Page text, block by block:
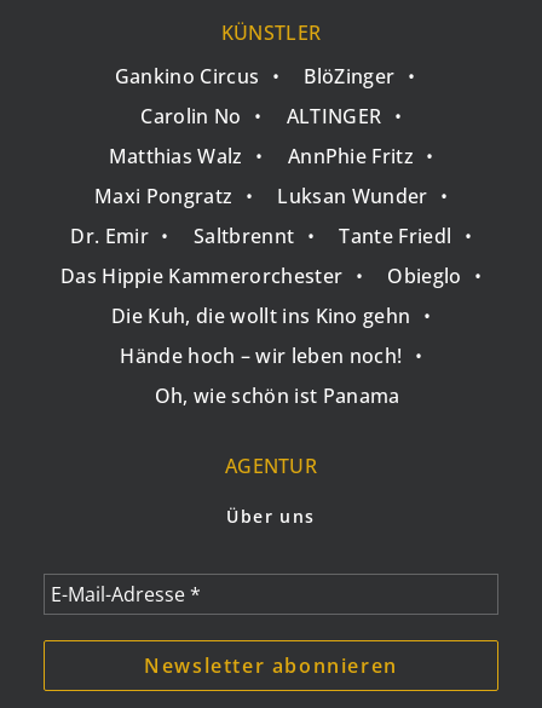
KÜNSTLER
Gankino Circus • BlöZinger •
Carolin No • ALTINGER •
Matthias Walz • AnnPhie Fritz •
Maxi Pongratz • Luksan Wunder •
Dr. Emir • Saltbrennt • Tante Friedl •
Das Hippie Kammerorchester • Obieglo •
Die Kuh, die wollt ins Kino gehn •
Hände hoch – wir leben noch! •
Oh, wie schön ist Panama
AGENTUR
Über uns